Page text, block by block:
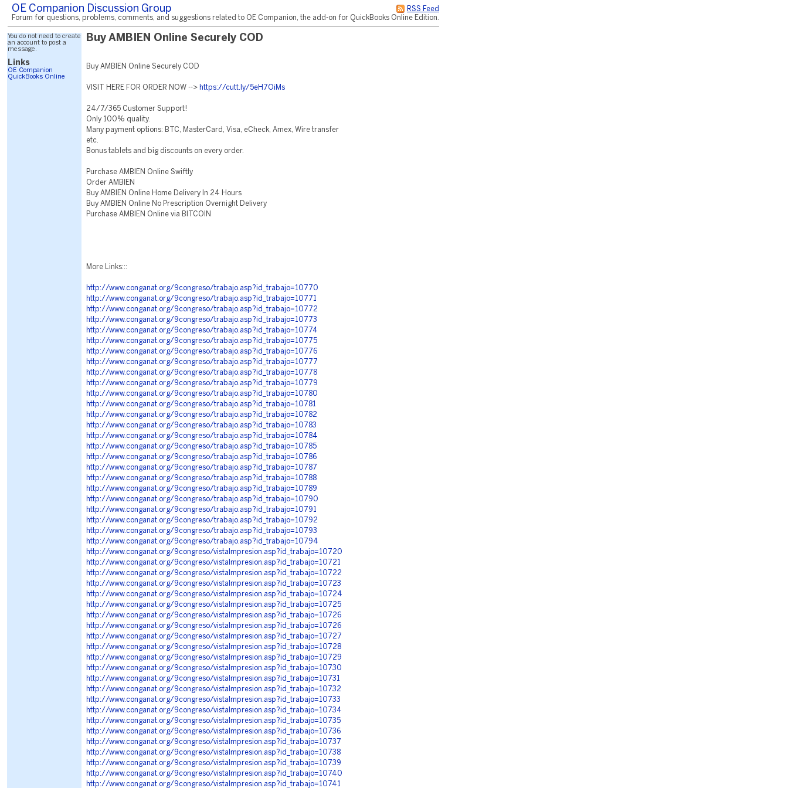
RSS Feed
OE Companion Discussion Group
Forum for questions, problems, comments, and suggestions related to OE Companion, the add-on for QuickBooks Online Edition.
You do not need to create
an account to post a
message.
Links
OE Companion
QuickBooks Online
Buy AMBIEN Online Securely COD
Buy AMBIEN Online Securely COD
VISIT HERE FOR ORDER NOW --> https://cutt.ly/5eH7OiMs
24/7/365 Customer Support!
Only 100% quality.
Many payment options: BTC, MasterCard, Visa, eCheck, Amex, Wire transfer
etc.
Bonus tablets and big discounts on every order.
Purchase AMBIEN Online Swiftly
Order AMBIEN
Buy AMBIEN Online Home Delivery In 24 Hours
Buy AMBIEN Online No Prescription Overnight Delivery
Purchase AMBIEN Online via BITCOIN
More Links:::
http://www.conganat.org/9congreso/trabajo.asp?id_trabajo=10770
http://www.conganat.org/9congreso/trabajo.asp?id_trabajo=10771
http://www.conganat.org/9congreso/trabajo.asp?id_trabajo=10772
http://www.conganat.org/9congreso/trabajo.asp?id_trabajo=10773
http://www.conganat.org/9congreso/trabajo.asp?id_trabajo=10774
http://www.conganat.org/9congreso/trabajo.asp?id_trabajo=10775
http://www.conganat.org/9congreso/trabajo.asp?id_trabajo=10776
http://www.conganat.org/9congreso/trabajo.asp?id_trabajo=10777
http://www.conganat.org/9congreso/trabajo.asp?id_trabajo=10778
http://www.conganat.org/9congreso/trabajo.asp?id_trabajo=10779
http://www.conganat.org/9congreso/trabajo.asp?id_trabajo=10780
http://www.conganat.org/9congreso/trabajo.asp?id_trabajo=10781
http://www.conganat.org/9congreso/trabajo.asp?id_trabajo=10782
http://www.conganat.org/9congreso/trabajo.asp?id_trabajo=10783
http://www.conganat.org/9congreso/trabajo.asp?id_trabajo=10784
http://www.conganat.org/9congreso/trabajo.asp?id_trabajo=10785
http://www.conganat.org/9congreso/trabajo.asp?id_trabajo=10786
http://www.conganat.org/9congreso/trabajo.asp?id_trabajo=10787
http://www.conganat.org/9congreso/trabajo.asp?id_trabajo=10788
http://www.conganat.org/9congreso/trabajo.asp?id_trabajo=10789
http://www.conganat.org/9congreso/trabajo.asp?id_trabajo=10790
http://www.conganat.org/9congreso/trabajo.asp?id_trabajo=10791
http://www.conganat.org/9congreso/trabajo.asp?id_trabajo=10792
http://www.conganat.org/9congreso/trabajo.asp?id_trabajo=10793
http://www.conganat.org/9congreso/trabajo.asp?id_trabajo=10794
http://www.conganat.org/9congreso/vistaImpresion.asp?id_trabajo=10720
http://www.conganat.org/9congreso/vistaImpresion.asp?id_trabajo=10721
http://www.conganat.org/9congreso/vistaImpresion.asp?id_trabajo=10722
http://www.conganat.org/9congreso/vistaImpresion.asp?id_trabajo=10723
http://www.conganat.org/9congreso/vistaImpresion.asp?id_trabajo=10724
http://www.conganat.org/9congreso/vistaImpresion.asp?id_trabajo=10725
http://www.conganat.org/9congreso/vistaImpresion.asp?id_trabajo=10726
http://www.conganat.org/9congreso/vistaImpresion.asp?id_trabajo=10726
http://www.conganat.org/9congreso/vistaImpresion.asp?id_trabajo=10727
http://www.conganat.org/9congreso/vistaImpresion.asp?id_trabajo=10728
http://www.conganat.org/9congreso/vistaImpresion.asp?id_trabajo=10729
http://www.conganat.org/9congreso/vistaImpresion.asp?id_trabajo=10730
http://www.conganat.org/9congreso/vistaImpresion.asp?id_trabajo=10731
http://www.conganat.org/9congreso/vistaImpresion.asp?id_trabajo=10732
http://www.conganat.org/9congreso/vistaImpresion.asp?id_trabajo=10733
http://www.conganat.org/9congreso/vistaImpresion.asp?id_trabajo=10734
http://www.conganat.org/9congreso/vistaImpresion.asp?id_trabajo=10735
http://www.conganat.org/9congreso/vistaImpresion.asp?id_trabajo=10736
http://www.conganat.org/9congreso/vistaImpresion.asp?id_trabajo=10737
http://www.conganat.org/9congreso/vistaImpresion.asp?id_trabajo=10738
http://www.conganat.org/9congreso/vistaImpresion.asp?id_trabajo=10739
http://www.conganat.org/9congreso/vistaImpresion.asp?id_trabajo=10740
http://www.conganat.org/9congreso/vistaImpresion.asp?id_trabajo=10741